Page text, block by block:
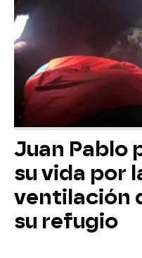
Juan Pablo
su vida por
ventilación
su refugio